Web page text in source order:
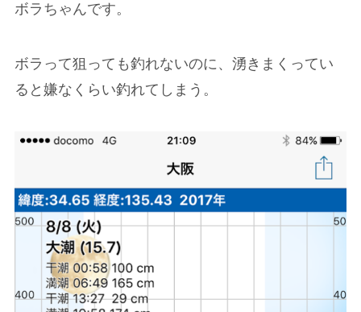
ボラちゃんです。
ボラって狙っても釣れないのに、湧きまくってい
ると嫌なくらい釣れてしまう。